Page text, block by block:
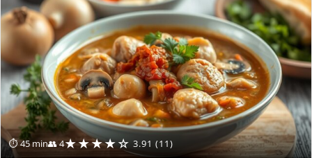
⏱ 45 min👥 4★★★★☆ 3.91 (11)